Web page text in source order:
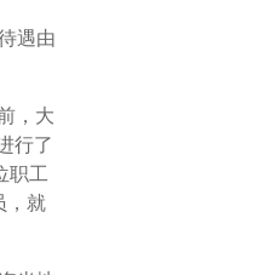
遇由
，大
行了
职工
，就